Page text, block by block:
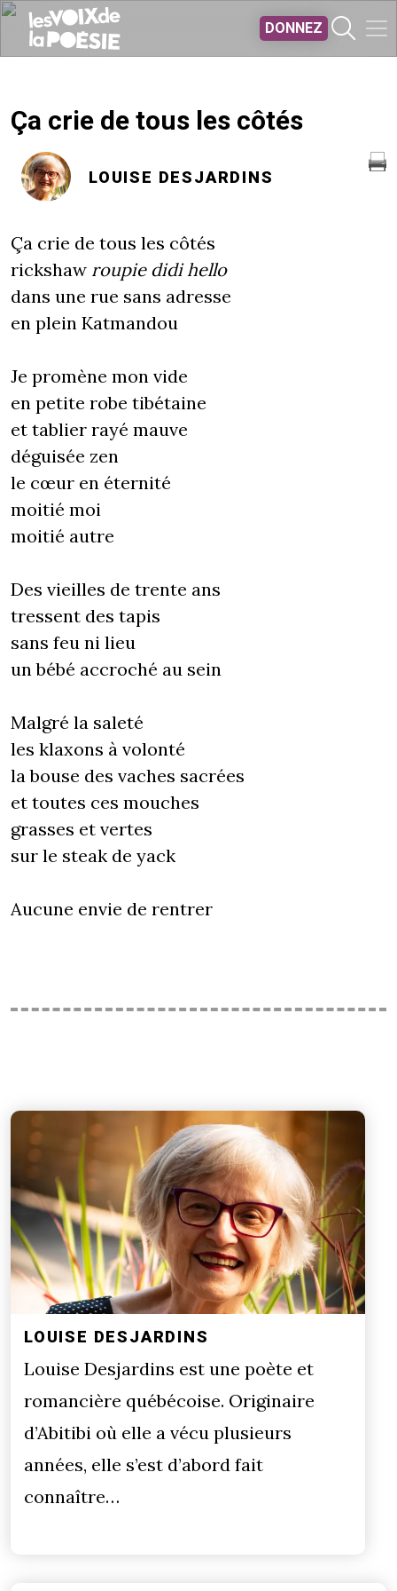
DONNEZ
Ça crie de tous les côtés
LOUISE DESJARDINS
Ça crie de tous les côtés
rickshaw roupie didi hello
dans une rue sans adresse
en plein Katmandou
Je promène mon vide
en petite robe tibétaine
et tablier rayé mauve
déguisée zen
le cœur en éternité
moitié moi
moitié autre
Des vieilles de trente ans
tressent des tapis
sans feu ni lieu
un bébé accroché au sein
Malgré la saleté
les klaxons à volonté
la bouse des vaches sacrées
et toutes ces mouches
grasses et vertes
sur le steak de yack
Aucune envie de rentrer
LOUISE DESJARDINS
Louise Desjardins est une poète et
romancière québécoise. Originaire
d’Abitibi où elle a vécu plusieurs
années, elle s’est d’abord fait
connaître…